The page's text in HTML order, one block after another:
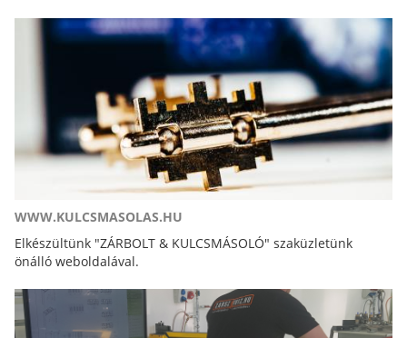
WWW.KULCSMASOLAS.HU
Elkészültünk "ZÁRBOLT & KULCSMÁSOLÓ" szaküzletünk
önálló weboldalával.